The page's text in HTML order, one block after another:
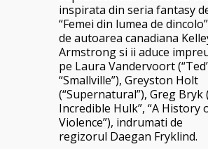
inspirata din seria fantasy
“Femei din lumea de
de autoarea canadiana
Armstrong si ii aduce
pe Laura Vandervoort
“Smallville”), Greyston Holt
(“Supernatural”), Greg Bryk
Incredible Hulk”, “A History
Violence”), indrumati de
regizorul Daegan Fryklind.